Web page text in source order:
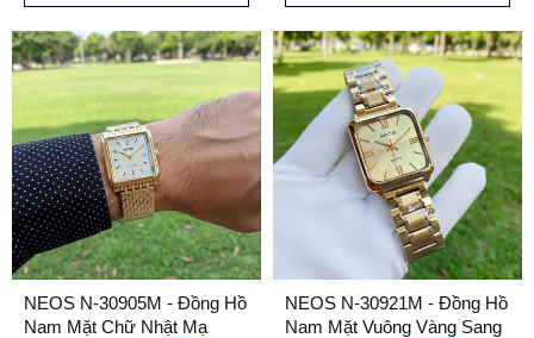
NEOS N-30905M - Đồng Hồ
Nam Mặt Chữ Nhật Mạ
NEOS N-30921M - Đồng Hồ
Nam Mặt Vuông Vàng Sang